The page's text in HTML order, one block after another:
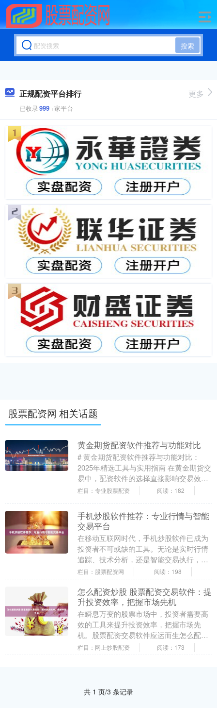
搜索
正规配资平台排行
已收录999+家平台
更多
股票配资网 相关话题
黄金期货配资软件推荐与功能对比
# 黄金期货配资软件推荐与功能对比：
2025年精选工具与实用指南 在黄金期货交
易中，配资软件的选择直接影响交易效率
与资金安全。随着市场需求的增长，市面
栏目：专业股票配资 阅读：182
手机炒股软件推荐：专业行情与智能
交易平台
在移动互联网时代，手机炒股软件已成为
投资者不可或缺的工具。无论是实时行情
追踪、技术分析，还是智能交易执行，一
款优秀的手机炒股软件能够显著提升投资
栏目：股票配资网 阅读：198
怎么配资炒股 股票配资交易软件：提
升投资效率，把握市场先机
在瞬息万变的股票市场中，投资者需要高
效的工具来提升投资效率，把握市场先
机。股票配资交易软件应运而生怎么配资
炒股，为投资者提供了强大的功能和优
栏目：网上炒股配资 阅读：173
共 1 页/3 条记录